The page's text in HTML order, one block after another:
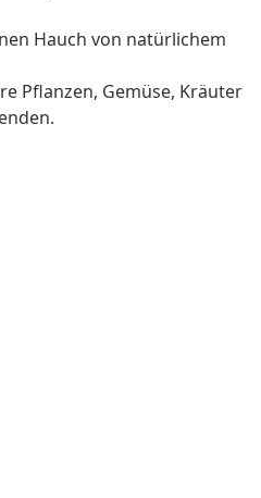
Hauch von natürlichem
Pflanzen, Gemüse, Kräuter